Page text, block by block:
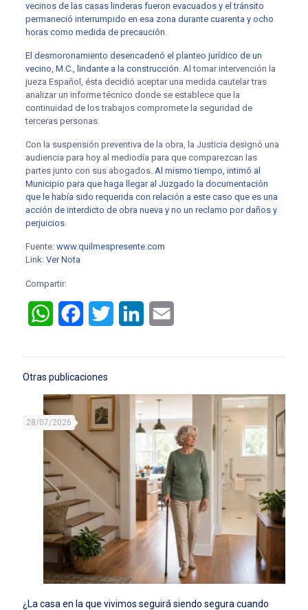
vecinos de las casas linderas fueron evacuados y el tránsito
permaneció interrumpido en esa zona durante cuarenta y ocho
horas como medida de precaución.
El desmoronamiento desencadenó el planteo jurídico de un
vecino, M.C., lindante a la construcción. Al tomar intervención la
jueza Español, ésta decidió aceptar una medida cautelar tras
analizar un informe técnico donde se establece que la
continuidad de los trabajos compromete la seguridad de
terceras personas.
Con la suspensión preventiva de la obra, la Justicia designó una
audiencia para hoy al mediodía para que comparezcan las
partes junto con sus abogados. Al mismo tiempo, intimó al
Municipio para que haga llegar al Juzgado la documentación
que le había sido requerida con relación a este caso que es una
acción de interdicto de obra nueva y no un reclamo por daños y
perjuicios.
Fuente: www.quilmespresente.com
Link: Ver Nota
Compartir:
WhatsAppFacebookTwitter LinkedIn
Otras publicaciones
28/07/2026
¿La casa en la que vivimos seguirá siendo segura cuando